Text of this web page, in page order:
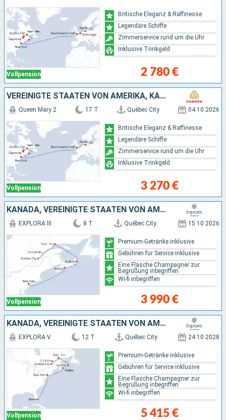
Vollpension 2 780 €
Britische Eleganz & Raffinesse
Legendäre Schiffe
Zimmerservice rund um die Uhr
Inklusive Trinkgeld
VEREINIGTE STAATEN VON AMERIKA, KANADA, DEUTSCHLAND
Vollpension
Queen Mary 2 17 T Québec City 04.10.2026
3 270 €
Britische Eleganz & Raffinesse
Legendäre Schiffe
Zimmerservice rund um die Uhr
Inklusive Trinkgeld
KANADA, VEREINIGTE STAATEN VON AMERIKA
Vollpension
EXPLORA III 8 T Québec City 15.10.2026
3 990 €
Premium-Getränke inklusive
Gebühren für Service inklusive
Eine Flasche Champagner zur
Begrüßung inbegriffen
Wi-fi inbegriffen
KANADA, VEREINIGTE STAATEN VON AMERIKA
Vollpension
EXPLORA V 12 T Québec City 24.10.2028
5 415 €
Premium-Getränke inklusive
Gebühren für Service inklusive
Eine Flasche Champagner zur
Begrüßung inbegriffen
Wi-fi inbegriffen